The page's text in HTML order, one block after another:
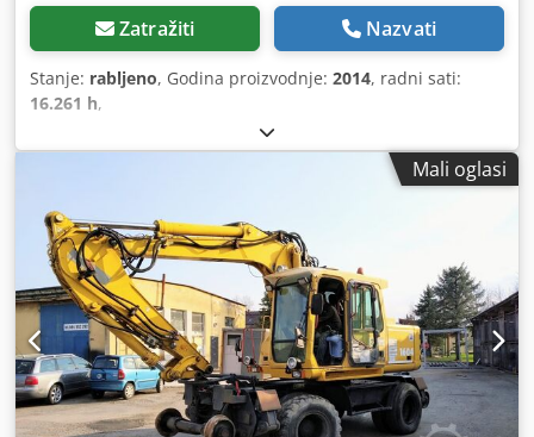
Zatražiti Nazvati
Stanje: rabljeno, Godina proizvodnje: 2014, radni sati:
16.261 h,
Mali oglasi